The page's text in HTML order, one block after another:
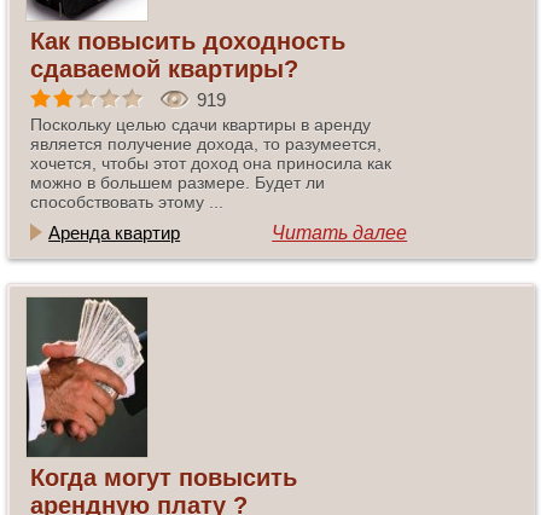
Как повысить доходность
сдаваемой квартиры?
919
Поскольку целью сдачи квартиры в аренду
является получение дохода, то разумеется,
хочется, чтобы этот доход она приносила как
можно в большем размере. Будет ли
способствовать этому ...
Аренда квартир Читать далее
Когда могут повысить
арендную плату ?